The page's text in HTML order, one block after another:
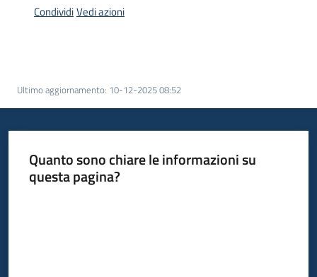
telematiche
CondividiVedi azioni
Ultimo aggiornamento: 10-12-2025 08:52
Quanto sono chiare le informazioni su
questa pagina?